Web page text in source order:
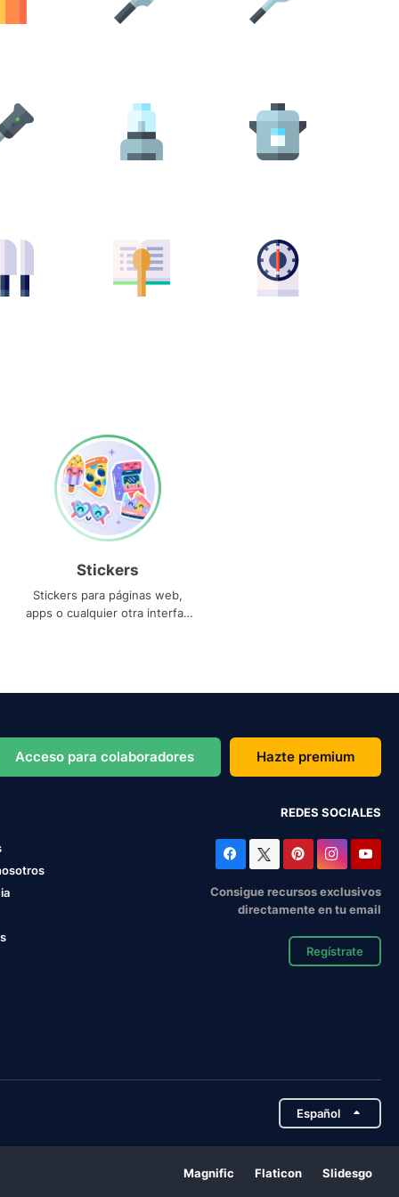
Stickers
Stickers para páginas web,
apps o cualquier otra interfaz
Acceso para colaboradores Hazte premium
REDES SOCIALES
Consigue recursos exclusivos
directamente en tu email
Regístrate
Español
Magnific Flaticon Slidesgo